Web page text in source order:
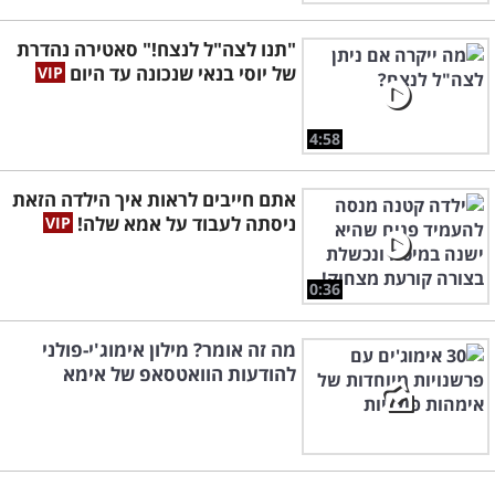
4:58
"תנו לצה"ל לנצח!" סאטירה נהדרת
של יוסי בנאי שנכונה עד היום
0:36
אתם חייבים לראות איך הילדה הזאת
ניסתה לעבוד על אמא שלה!
מה זה אומר? מילון אימוג'י-פולני
להודעות הוואטסאפ של אימא